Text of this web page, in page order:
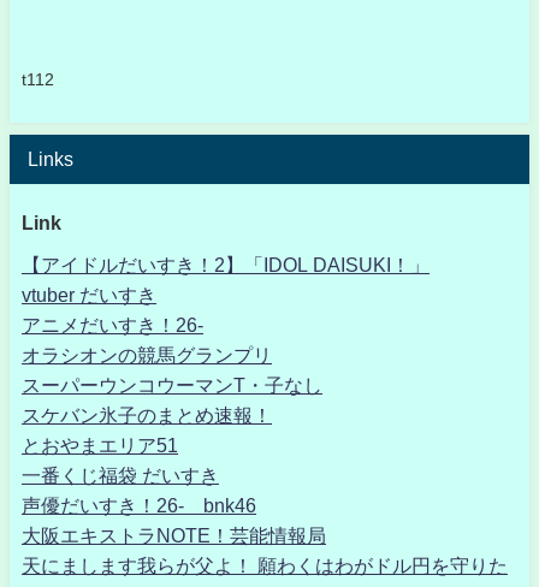
t112
Links
Link
【アイドルだいすき！2】「IDOL DAISUKI！」
vtuber だいすき
アニメだいすき！26-
オラシオンの競馬グランプリ
スーパーウンコウーマンT・子なし
スケバン氷子のまとめ速報！
とおやまエリア51
一番くじ福袋 だいすき
声優だいすき！26- bnk46
大阪エキストラNOTE！芸能情報局
天にまします我らが父よ！ 願わくはわがドル円を守りた